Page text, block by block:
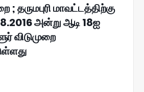
; தருமபுரி மாவட்டத்திற்கு
அன்று ஆடி 18ஐ
விடுமுறை